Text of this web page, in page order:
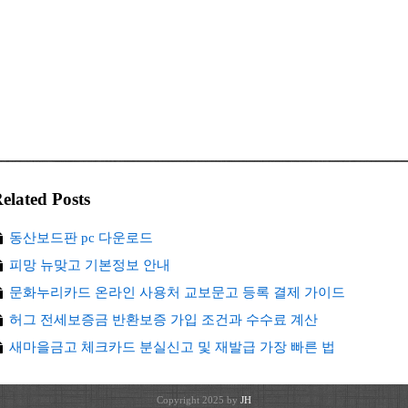
Posts
동산보드판 pc 다운로드
피망 뉴맞고 기본정보 안내
문화누리카드 온라인 사용처 교보문고 등록 결제 가이드
허그 전세보증금 반환보증 가입 조건과 수수료 계산
새마을금고 체크카드 분실신고 및 재발급 가장 빠른 법
Copyright 2025 by JH